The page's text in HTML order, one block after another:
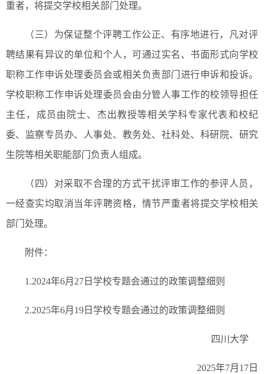
重者，将提交学校相关部门处理。
（三）为保证整个评聘工作公正、有序地进行，凡对评
聘结果有异议的单位和个人，可通过实名、书面形式向学校
职称工作申诉处理委员会或相关负责部门进行申诉和投诉。
学校职称工作申诉处理委员会由分管人事工作的校领导担任
主任，成员由院士、杰出教授等相关学科专家代表和校纪
委、监察专员办、人事处、教务处、社科处、科研院、研究
生院等相关职能部门负责人组成。
（四）对采取不合理的方式干扰评审工作的参评人员，
一经查实均取消当年评聘资格，情节严重者将提交学校相关
部门处理。
附件：
1.2024年6月27日学校专题会通过的政策调整细则
2.2025年6月19日学校专题会通过的政策调整细则
四川大学
2025年7月17日